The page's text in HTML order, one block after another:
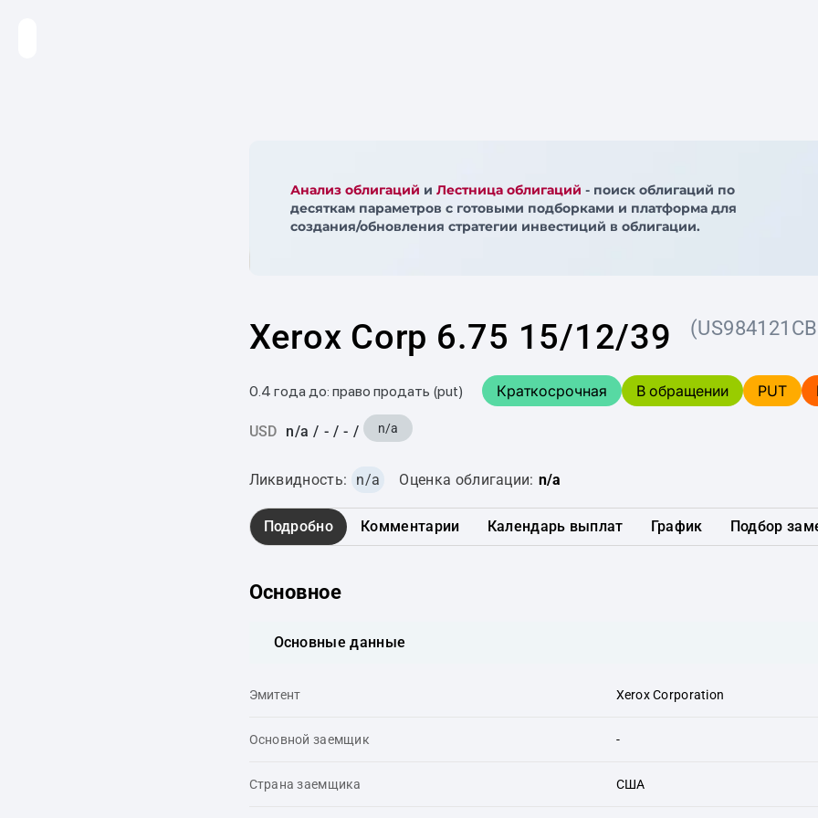
Анализ облигаций и Лестница облигаций - поиск облигаций по
десяткам параметров с готовыми подборками и платформа для
создания/обновления стратегии инвестиций в облигации.
Xerox Corp 6.75 15/12/39
0.4 года до: право продать (put) Краткосрочная В обращении PUT
USD n/a / - / - / n/a
Ликвидность: n/a Оценка облигации: n/a
Подробно Комментарии Календарь выплат График Подбор
Основное
Основные данные
Эмитент Xerox Corporation
Основной заемщик -
Страна заемщика США